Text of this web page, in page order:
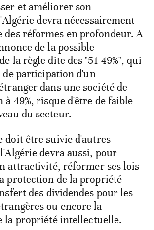
et améliorer son
devra nécessairement
des réformes en profondeur. A
de la possible
la règle dite des "51-49%", qui
participation d'un
dans une société de
49%, risque d'être de faible
du secteur.
doit être suivie d'autres
devra aussi, pour
attractivité, réformer ses lois
protection de la propriété
des dividendes pour les
ou encore la
la propriété intellectuelle.